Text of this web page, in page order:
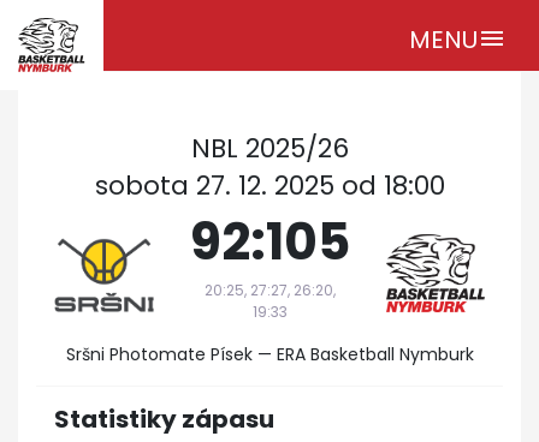
MENUmenu
NBL 2025/26
sobota 27. 12. 2025 od 18:00
92:105
20:25, 27:27, 26:20,
19:33
Sršni Photomate Písek — ERA Basketball Nymburk
Statistiky zápasu